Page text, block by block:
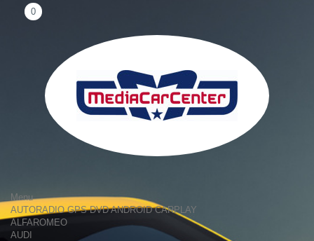
Menu
AUTORADIO GPS DVD ANDROID CARPLAY
ALFAROMEO
AUDI
0